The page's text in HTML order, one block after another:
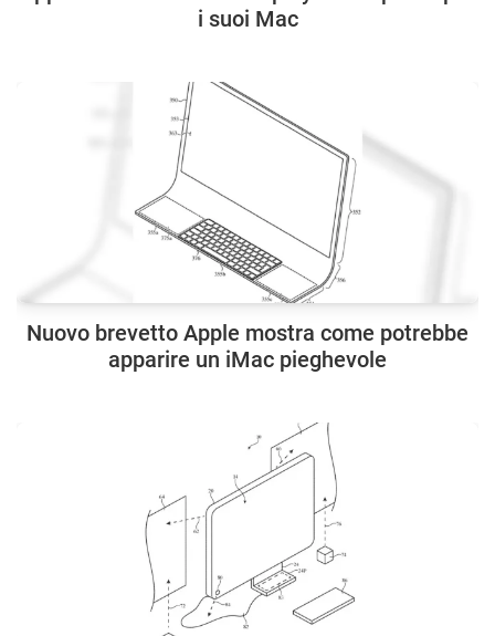
i suoi Mac
Nuovo brevetto Apple mostra come potrebbe
apparire un iMac pieghevole